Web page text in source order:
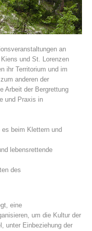
an
und St. Lorenzen
ihr Territorium und im
anderen der
Arbeit der Bergrettung
und Praxis in
beim Klettern und
lebensrettende
des
eine
um die Kultur der
unter Einbeziehung der